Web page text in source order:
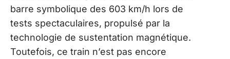
barre symbolique des 603 km/h lors de
tests spectaculaires, propulsé par la
technologie de sustentation magnétique.
Toutefois, ce train n’est pas encore